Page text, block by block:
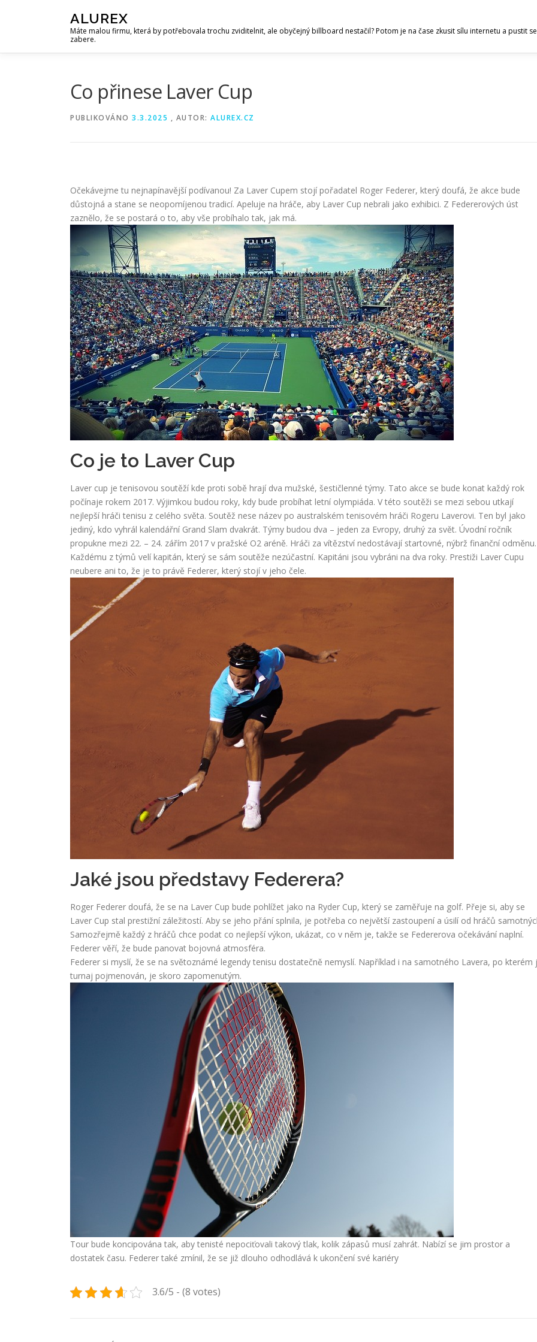
ALUREX
Máte malou firmu, která by potřebovala trochu zviditelnit, ale obyčejný billboard nestačil? Potom je na čase zkusit sílu internetu a pustit
zabere.
Co přinese Laver Cup
PUBLIKOVÁNO 3.3.2025 , AUTOR: ALUREX.CZ
Očekávejme tu nejnapínavější podívanou! Za Laver Cupem stojí pořadatel Roger Federer, který doufá, že akce bude
důstojná a stane se neopomíjenou tradicí. Apeluje na hráče, aby Laver Cup nebrali jako exhibici. Z Federerových úst
zaznělo, že se postará o to, aby vše probíhalo tak, jak má.
Co je to Laver Cup
Laver cup je tenisovou soutěží kde proti sobě hrají dva mužské, šestičlenné týmy. Tato akce se bude konat každý rok
počínaje rokem 2017. Výjimkou budou roky, kdy bude probíhat letní olympiáda. V této soutěži se mezi sebou utkají
nejlepší hráči tenisu z celého světa. Soutěž nese název po australském tenisovém hráči Rogeru Laverovi. Ten byl jako
jediný, kdo vyhrál kalendářní Grand Slam dvakrát. Týmy budou dva – jeden za Evropy, druhý za svět. Úvodní ročník
propukne mezi 22. – 24. zářím 2017 v pražské O2 aréně. Hráči za vítězství nedostávají startovné, nýbrž finanční odměnu.
Každému z týmů velí kapitán, který se sám soutěže nezúčastní. Kapitáni jsou vybráni na dva roky. Prestiži Laver Cupu
neubere ani to, že je to právě Federer, který stojí v jeho čele.
Jaké jsou představy Federera?
Roger Federer doufá, že se na Laver Cup bude pohlížet jako na Ryder Cup, který se zaměřuje na golf. Přeje si, aby se
Laver Cup stal prestižní záležitostí. Aby se jeho přání splnila, je potřeba co největší zastoupení a úsilí od hráčů
Samozřejmě každý z hráčů chce podat co nejlepší výkon, ukázat, co v něm je, takže se Federerova očekávání naplní.
Federer věří, že bude panovat bojovná atmosféra.
Federer si myslí, že se na světoznámé legendy tenisu dostatečně nemyslí. Například i na samotného Lavera, po kterém
turnaj pojmenován, je skoro zapomenutým.
Tour bude koncipována tak, aby tenisté nepociťovali takový tlak, kolik zápasů musí zahrát. Nabízí se jim prostor a
dostatek času. Federer také zmínil, že se již dlouho odhodlává k ukončení své kariéry
3.6/5 - (8 votes)